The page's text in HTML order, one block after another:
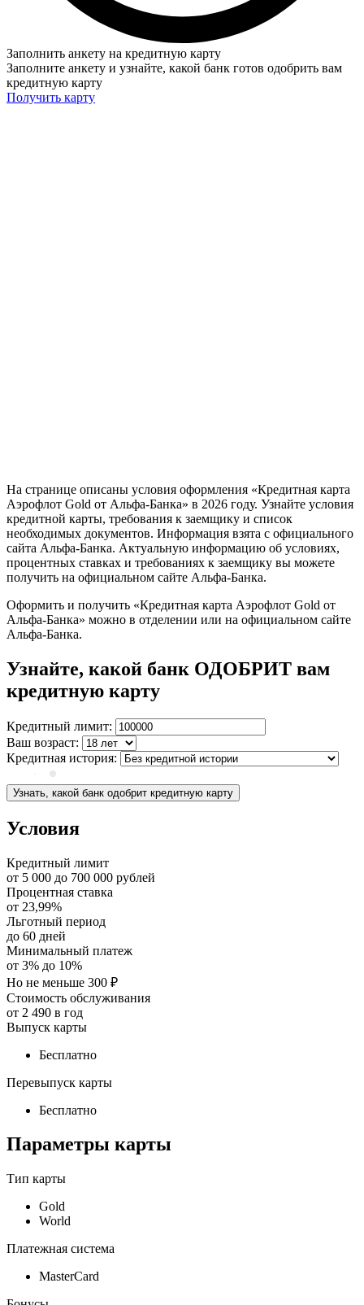
Заполнить анкету на кредитную карту
Заполните анкету и узнайте, какой банк готов одобрить вам
кредитную карту
Получить карту
На странице описаны условия оформления «Кредитная карта
Аэрофлот Gold от Альфа-Банка» в 2026 году. Узнайте условия
кредитной карты, требования к заемщику и список
необходимых документов. Информация взята с официального
сайта Альфа-Банка. Актуальную информацию об условиях,
процентных ставках и требованиях к заемщику вы можете
получить на официальном сайте Альфа-Банка.
Оформить и получить «Кредитная карта Аэрофлот Gold от
Альфа-Банка» можно в отделении или на официальном сайте
Альфа-Банка.
Узнайте, какой банк ОДОБРИТ вам
кредитную карту
Кредитный лимит:
Ваш возраст:
Кредитная история:
Узнать, какой банк одобрит кредитную карту
Условия
Кредитный лимит
от 5 000 до 700 000 рублей
Процентная ставка
от 23,99%
Льготный период
до 60 дней
Минимальный платеж
от 3% до 10%
Но не меньше 300 ₽
Стоимость обслуживания
от 2 490 в год
Выпуск карты
Бесплатно
Перевыпуск карты
Бесплатно
Параметры карты
Тип карты
Gold
World
Платежная система
MasterСard